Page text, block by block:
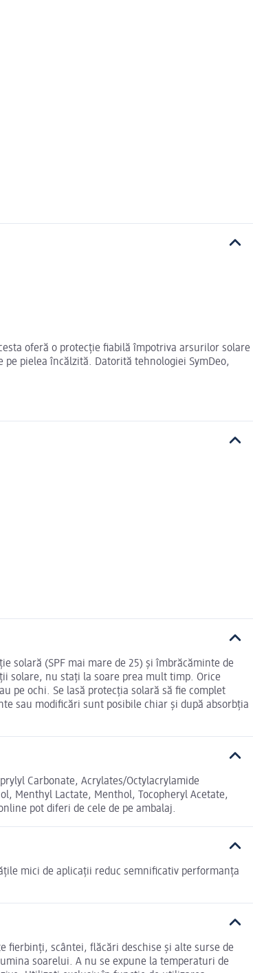
oferă o protecție fiabilă împotriva arsurilor solare
pielea încălzită. Datorită tehnologiei SymDeo,
solară (SPF mai mare de 25) și îmbrăcăminte de
solare, nu stați la soare prea mult timp. Orice
pe ochi. Se lasă protecția solară să fie complet
sau modificări sunt posibile chiar și după absorbția
Carbonate, Acrylates/Octylacrylamide
Menthyl Lactate, Menthol, Tocopheryl Acetate,
pot diferi de cele de pe ambalaj.
mici de aplicații reduc semnificativ performanța
fierbinți, scântei, flăcări deschise și alte surse de
soarelui. A nu se expune la temperaturi de